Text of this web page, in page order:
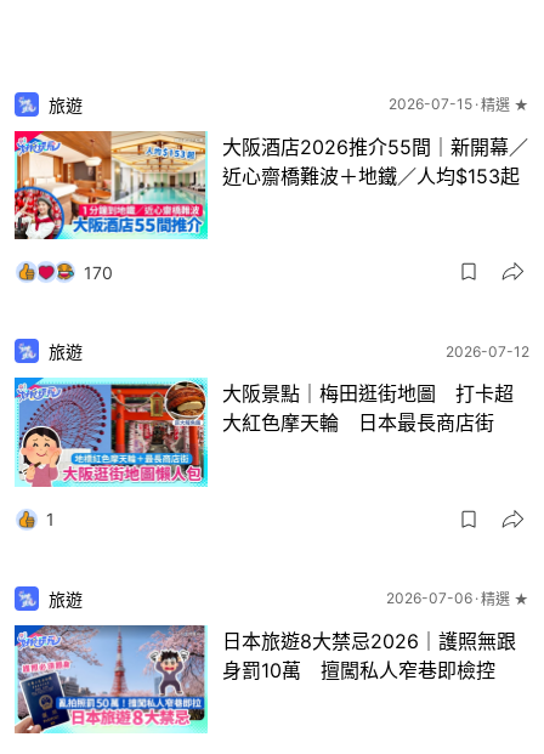
旅遊 2026-07-15 精選 ★
大阪酒店2026推介55間｜新開幕／
近心齋橋難波＋地鐵／人均$153起
170
旅遊 2026-07-12
大阪景點｜梅田逛街地圖 打卡超
大紅色摩天輪 日本最長商店街
1
旅遊 2026-07-06 精選 ★
日本旅遊8大禁忌2026｜護照無跟
身罰10萬 擅闖私人窄巷即檢控